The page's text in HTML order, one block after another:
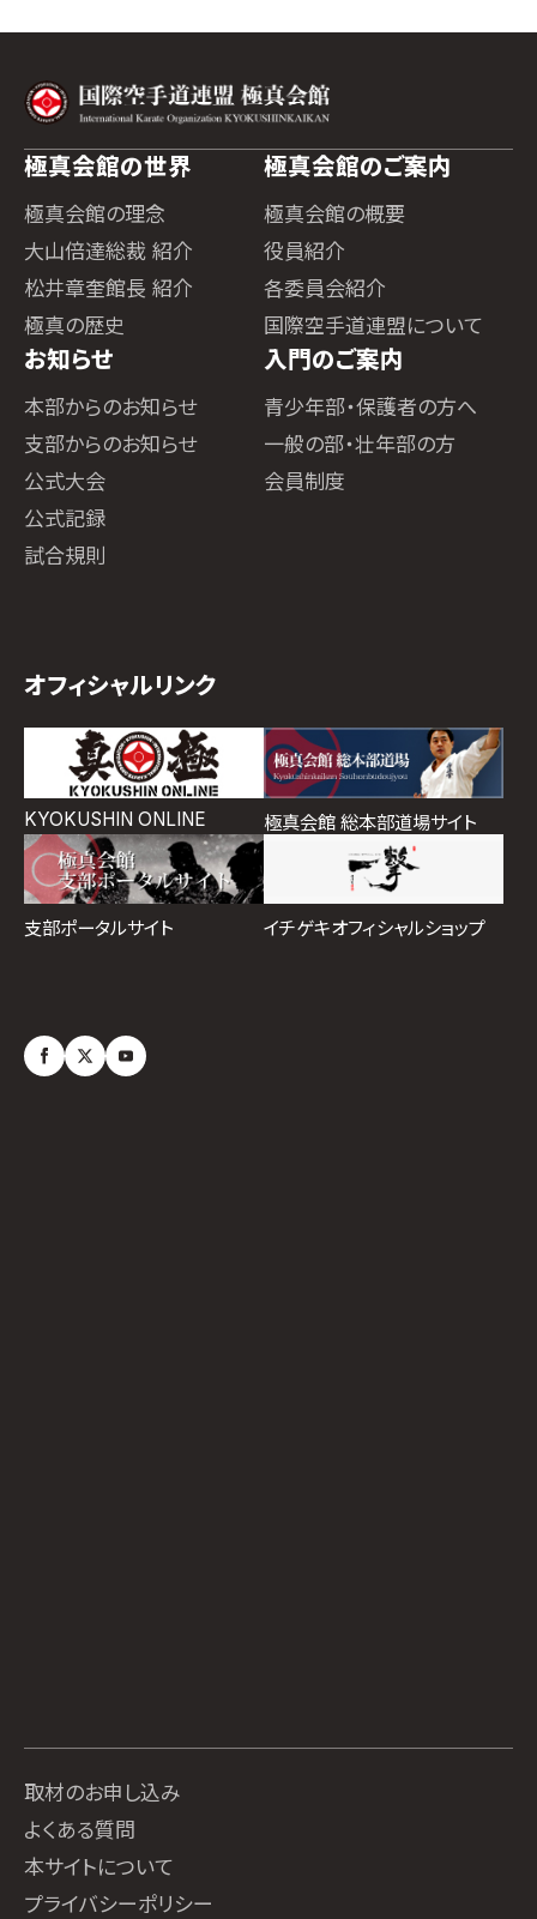
極真会館の世界
極真会館の理念
大山倍達総裁 紹介
松井章奎館長 紹介
極真の歴史
極真会館のご案内
極真会館の概要
役員紹介
各委員会紹介
国際空手道連盟について
お知らせ
本部からのお知らせ
支部からのお知らせ
公式大会
公式記録
試合規則
入門のご案内
青少年部・保護者の方へ
一般の部・壮年部の方
会員制度
オフィシャルリンク
KYOKUSHIN ONLINE 極真会館 総本部道場サイト
支部ポータルサイト イチゲキオフィシャルショップ
取材のお申し込み
よくある質問
本サイトについて
プライバシーポリシー